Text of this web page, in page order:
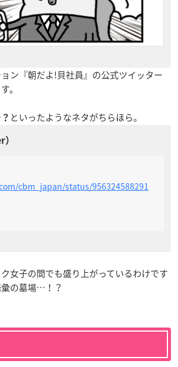
ン『朝だよ!貝社員』の公式ツイッター
。
といったようなネタがちらほら。
cbm_japan/status/956324588291
女子の間でも盛り上がっているわけです
の墓場…！？